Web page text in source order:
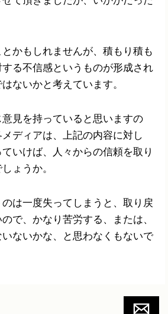
かもしれませんが、積もり積も
る不信感というものが形成され
ないかと考えています。
見を持っていると思いますの
ディアは、上記の内容に対し
いけば、人々からの信頼を取り
ょうか。
は一度失ってしまうと、取り戻
で、かなり苦労する、または、
ないかな、と思わなくもないで